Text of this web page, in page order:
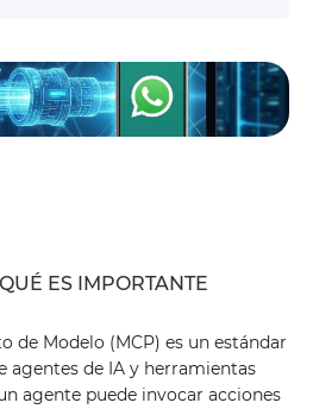
ES IMPORTANTE
de Modelo (MCP) es un estándar
agentes de IA y herramientas
agente puede invocar acciones